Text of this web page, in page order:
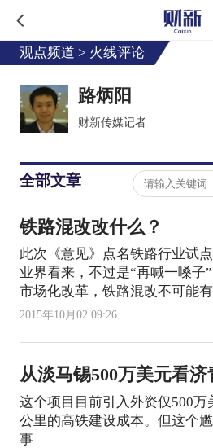
观点频道 > 火线评论
路炳阳
财新传媒记者
全部文章
铁路混改改什么？
此次《意见》点名铁路行业试
业界看来，不过是“再喊一嗓子
市场化改革，铁路混改不可能
2015年10月02 09:26
从淡马锡500万美元看
这个项目目前引入外资仅500万
公里的高铁建设成本。但这个
事